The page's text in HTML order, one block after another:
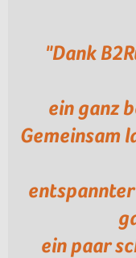
"Dank
ein ganz
Gemeinsam
ein paar